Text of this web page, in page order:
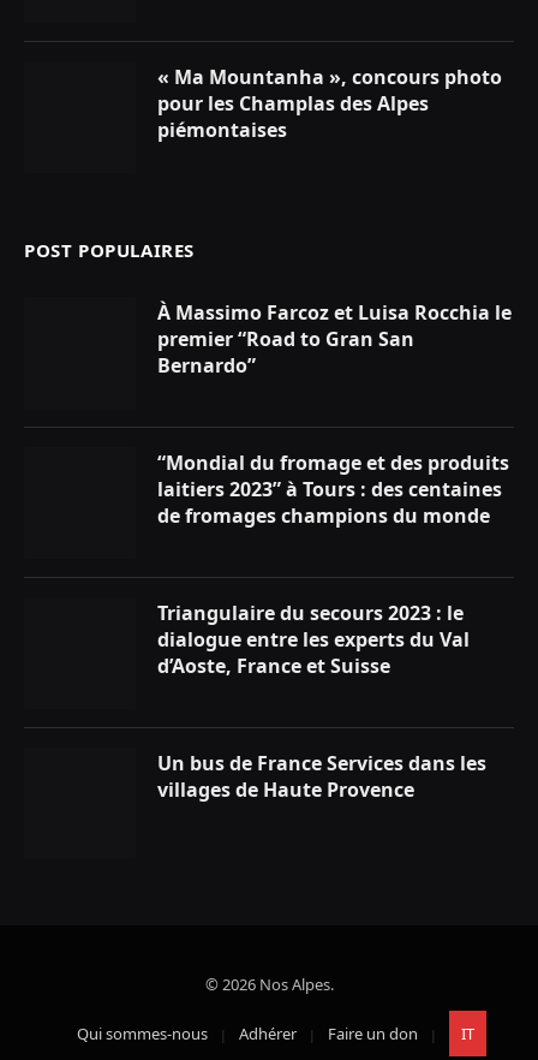
« Ma Mountanha », concours photo
pour les Champlas des Alpes
piémontaises
POST POPULAIRES
À Massimo Farcoz et Luisa Rocchia le
premier “Road to Gran San
Bernardo”
“Mondial du fromage et des produits
laitiers 2023” à Tours : des centaines
de fromages champions du monde
Triangulaire du secours 2023 : le
dialogue entre les experts du Val
d’Aoste, France et Suisse
Un bus de France Services dans les
villages de Haute Provence
© 2026 Nos Alpes.
Qui sommes-nous Adhérer Faire un don
IT